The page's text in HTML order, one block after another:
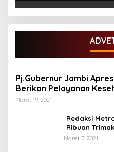
Pj.Gubernur Jambi
Berikan Pelayanan
Maret 19, 2021
Redaksi
Ribuan
Pengunjung
Maret 7, 2021